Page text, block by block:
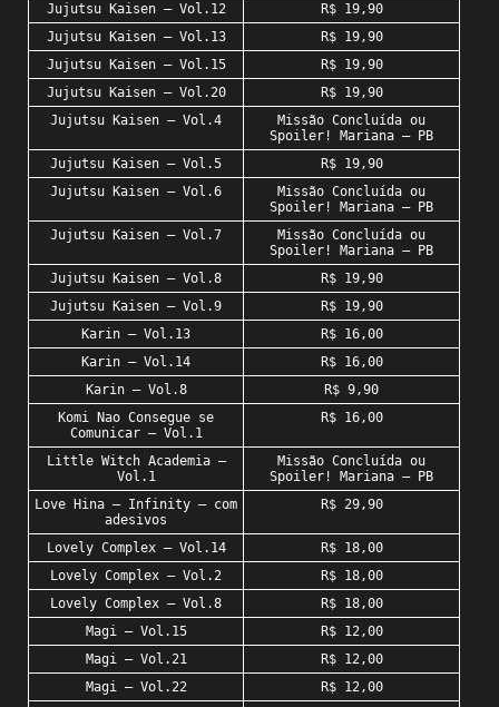
Jujutsu Kaisen – Vol.12
R$ 19,90
Jujutsu Kaisen – Vol.13
R$ 19,90
Jujutsu Kaisen – Vol.15
R$ 19,90
Jujutsu Kaisen – Vol.20
R$ 19,90
Jujutsu Kaisen – Vol.4
Missão Concluída ou
Spoiler! Mariana – PB
Jujutsu Kaisen – Vol.5
R$ 19,90
Jujutsu Kaisen – Vol.6
Missão Concluída ou
Spoiler! Mariana – PB
Jujutsu Kaisen – Vol.7
Missão Concluída ou
Spoiler! Mariana – PB
Jujutsu Kaisen – Vol.8
R$ 19,90
Jujutsu Kaisen – Vol.9
R$ 19,90
Karin – Vol.13
R$ 16,00
Karin – Vol.14
R$ 16,00
Karin – Vol.8
R$ 9,90
Komi Nao Consegue se
Comunicar – Vol.1
R$ 16,00
Little Witch Academia –
Vol.1
Missão Concluída ou
Spoiler! Mariana – PB
Love Hina – Infinity – com
adesivos
R$ 29,90
Lovely Complex – Vol.14
R$ 18,00
Lovely Complex – Vol.2
R$ 18,00
Lovely Complex – Vol.8
R$ 18,00
Magi – Vol.15
R$ 12,00
Magi – Vol.21
R$ 12,00
Magi – Vol.22
R$ 12,00